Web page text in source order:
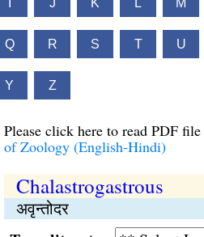
J K L M
Q R S T U
Y Z
Please click here to read PDF file
of Zoology (English-Hindi)
Chalastrogastrous
अवृन्तोदर